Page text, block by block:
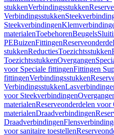
stukkenVerbindingsstukken
Verbindingsstukken
Steekverbindingen
materialenToebehorenBeugels
PEBuizenFittingen
stukkenReductiesToezichtsstukken
ToezichtsstukkenOvergangen
voor Speciale fittingenFittingen
fittingenVerbindingsstukken
Verbindingsstukken
voor Steekverbindingen
materialenReserveonderdelen voor
materialenDraadverbindingen
Draadverbindingen
voor sanitaire toestellen